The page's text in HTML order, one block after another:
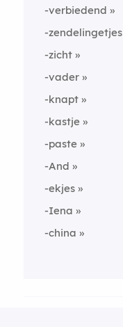
-verbiedend
-zendelingetjes
-zicht
-vader
-knapt
-kastje
-paste
-And
-ekjes
-Iena
-china